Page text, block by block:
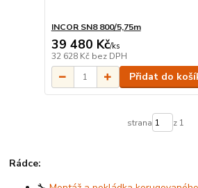
INCOR SN8 800/5,75m
39 480 Kč/ks
32 628 Kč bez DPH
Přidat do
strana z 1
Rádce: